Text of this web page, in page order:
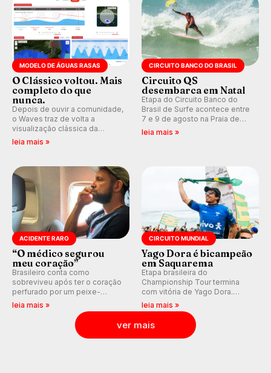
MODELO DE ÁGUAS RASAS
O Clássico voltou. Mais
completo do que
nunca.
Depois de ouvir a comunidade,
o Waves traz de volta a
visualização clássica da
previsão de águas rasas,
ondas para até 16 dias.
leia mais »
CIRCUITO BANCO DO BRASIL
Circuito QS
desembarca em Natal
Etapa do Circuito Banco do
Brasil de Surfe acontece entre
7 e 9 de agosto na Praia de
Miami (RN), em disputas
leia mais »
ACIDENTE RARO
“O médico segurou
meu coração”
Brasileiro conta como
sobreviveu após ter o coração
perfurado por um peixe-
agulha enquanto surfava na
leia mais »
CIRCUITO MUNDIAL
Yago Dora é bicampeão
em Saquarema
Etapa brasileira do
Championship Tour termina
com vitória de Yago Dora.
Sawyer Lindblad vence entre
as mulheres e Leonardo
Fioravanti assume liderança do
ranking mundial da WSL, na
etapa de Saquarema.
leia mais »
ver mais